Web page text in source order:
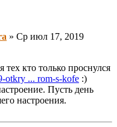
» Ср июл 17, 2019
кто только проснулся
otkry ... rom-s-kofe :)
Пусть день
настроения.